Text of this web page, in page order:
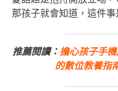
那孩子就會知道，這件事
推薦閱讀： 擔心孩子手
的數位教養指